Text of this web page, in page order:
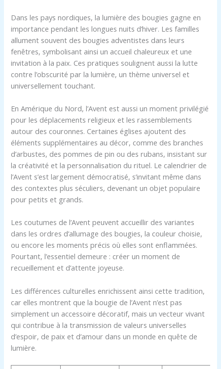
Dans les pays nordiques, la lumière des bougies gagne en
importance pendant les longues nuits d’hiver. Les familles
allument souvent des bougies adventistes dans leurs
fenêtres, symbolisant ainsi un accueil chaleureux et une
invitation à la paix. Ces pratiques soulignent aussi la lutte
contre l’obscurité par la lumière, un thème universel et
universellement touchant.
En Amérique du Nord, l’Avent est aussi un moment privilégié
pour les déplacements religieux et les rassemblements
autour des couronnes. Certaines églises ajoutent des
éléments supplémentaires au décor, comme des branches
d’arbustes, des pommes de pin ou des rubans, insistant sur
la créativité et la personnalisation du rituel. Le calendrier de
l’Avent s’est largement démocratisé, s’invitant même dans
des contextes plus séculiers, devenant un objet populaire
pour petits et grands.
Les coutumes de l’Avent peuvent accueillir des variantes
dans les ordres d’allumage des bougies, la couleur choisie,
ou encore les moments précis où elles sont enflammées.
Pourtant, l’essentiel demeure : créer un moment de
recueillement et d’attente joyeuse.
Les différences culturelles enrichissent ainsi cette tradition,
car elles montrent que la bougie de l’Avent n’est pas
simplement un accessoire décoratif, mais un vecteur vivant
qui contribue à la transmission de valeurs universelles
d’espoir, de paix et d’amour dans un monde en quête de
lumière.